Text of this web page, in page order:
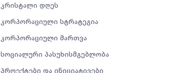
კრისტალი დღეს
კორპორაციული სტრატეგია
კორპორაციული მართვა
სოციალური პასუხისმგებლობა
პროექტები და ინიციატივები